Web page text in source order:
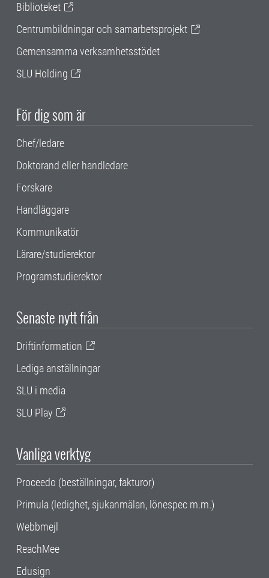
Biblioteket
Centrumbildningar och samarbetsprojekt
Gemensamma verksamhetsstödet
SLU Holding
För dig som är
Chef/ledare
Doktorand eller handledare
Forskare
Handläggare
Kommunikatör
Lärare/studierektor
Programstudierektor
Senaste nytt från
Driftinformation
Lediga anställningar
SLU i media
SLU Play
Vanliga verktyg
Proceedo (beställningar, fakturor)
Primula (ledighet, sjukanmälan, lönespec m.m.)
Webbmejl
ReachMee
Edusign